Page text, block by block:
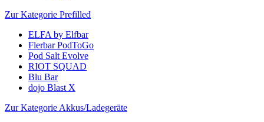
Zur Kategorie Prefilled
ELFA by Elfbar
Flerbar PodToGo
Pod Salt Evolve
RIOT SQUAD
Blu Bar
dojo Blast X
Zur Kategorie Akkus/Ladegeräte